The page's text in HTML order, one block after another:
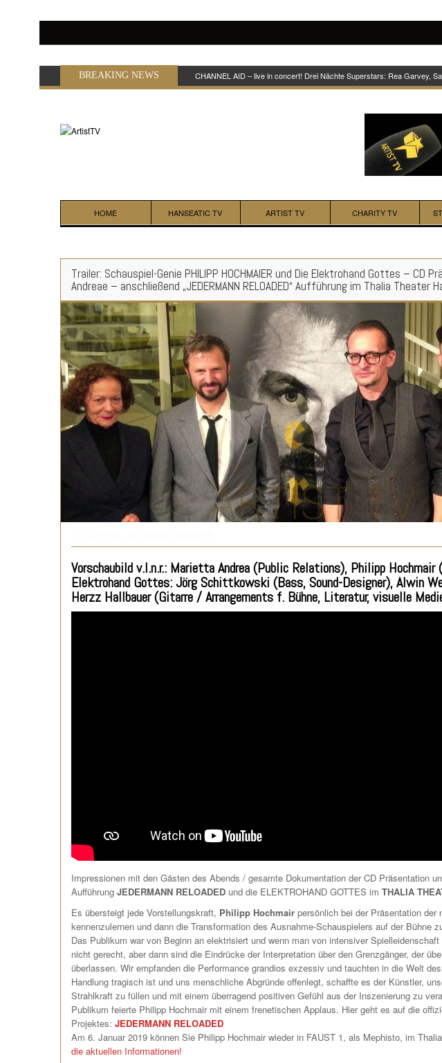
BREAKING NEWS CHANNEL AID – live in concert! Drei Nächte Superstars: Rea Garvey,
HOME HANSEATIC TV ARTIST TV CHARITY TV
Trailer: Schauspiel-Genie PHILIPP HOCHMAIER und Die Elektrohand Gottes – CD
Andreae – anschließend „JEDERMANN RELOADED“ Aufführung im Thalia Theater
Vorschaubild v.l.n.r.: Marietta Andrea (Public Relations), Philipp Hochmair
Elektrohand Gottes: Jörg Schittkowski (Bass, Sound-Designer), Alwin
Herzz Hallbauer (Gitarre / Arrangements f. Bühne, Literatur, visuelle
Impressionen mit den Gästen des Abends / gesamte Dokumentation der CD Präsentation
Aufführung JEDERMANN RELOADED und die ELEKTROHAND GOTTES im THALIA
Es übersteigt jede Vorstellungskraft, Philipp Hochmair persönlich bei der Präsentation der
kennenzulernen und dann die Transformation des Ausnahme-Schauspielers auf der Bühne
Das Publikum war von Beginn an elektrisiert und wenn man von intensiver
nicht gerecht, aber dann sind die Eindrücke der Interpretation über den Grenzgänger, der
überlassen. Wir empfanden die Performance grandios exzessiv und tauchten in die Welt
Handlung tragisch ist und uns menschliche Abgründe offenlegt, schaffte es der Künstler,
Strahlkraft zu füllen und mit einem überragend positiven Gefühl aus der Inszenierung zu
Publikum feierte Philipp Hochmair mit einem frenetischen Applaus. Hier geht es auf die
Projektes: JEDERMANN RELOADED
Am 6. Januar 2019 können Sie Philipp Hochmair wieder in FAUST 1, als Mephisto, im
die aktuellen Informationen!